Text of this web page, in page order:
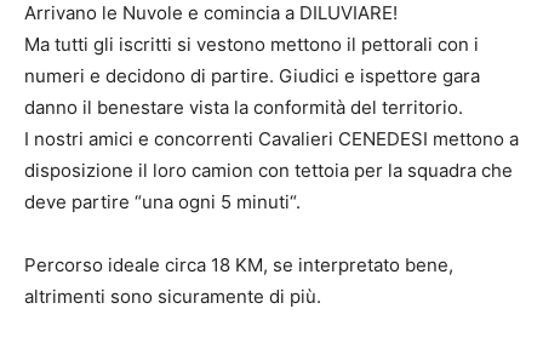
Arrivano le Nuvole e comincia a DILUVIARE!
Ma tutti gli iscritti si vestono mettono il pettorali con i
numeri e decidono di partire. Giudici e ispettore gara
danno il benestare vista la conformità del territorio.
I nostri amici e concorrenti Cavalieri CENEDESI mettono a
disposizione il loro camion con tettoia per la squadra che
deve partire “una ogni 5 minuti“.
Percorso ideale circa 18 KM, se interpretato bene,
altrimenti sono sicuramente di più.